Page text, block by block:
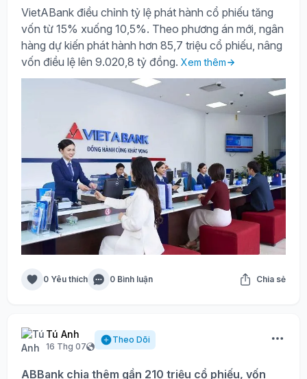
VietABank điều chỉnh tỷ lệ phát hành cổ phiếu tăng
vốn từ 15% xuống 10,5%. Theo phương án mới, ngân
hàng dự kiến phát hành hơn 85,7 triệu cổ phiếu, nâng
vốn điều lệ lên 9.020,8 tỷ đồng. Xem thêm
0 Yêu thích 0 Bình luận Chia sẻ
Tú Anh
16 Thg 07
Theo Dõi
ABBank chia thêm gần 210 triệu cổ phiếu, vốn